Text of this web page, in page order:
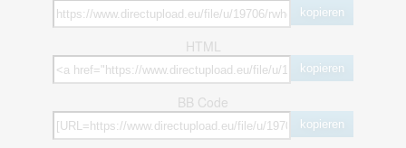
kopieren
HTML
kopieren
BB Code
kopieren